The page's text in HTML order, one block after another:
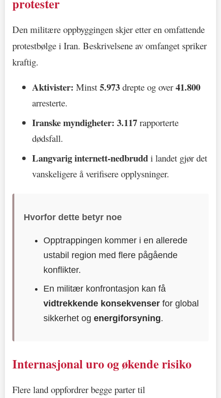
protester
Den militære oppbyggingen skjer etter en omfattende
protestbølge i Iran. Beskrivelsene av omfanget spriker
kraftig.
Aktivister: Minst 5.973 drepte og over41.800
arresterte.
Iranske myndigheter: 3.117 rapporterte
dødsfall.
Langvarig internett-nedbrudd i landet gjør det
vanskeligere å verifisere opplysninger.
Hvorfor dette betyr noe
Opptrappingen kommer i en allerede
ustabil region med flere pågående
konflikter.
En militær konfrontasjon kan få
vidtrekkende konsekvenser for global
sikkerhet ogenergiforsyning.
Internasjonal uro og økende risiko
Flere land oppfordrer begge parter til